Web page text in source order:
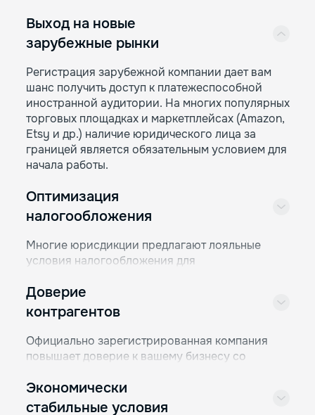
Выход на новые
зарубежные рынки
Регистрация зарубежной компании дает вам
шанс получить доступ к платежеспособной
иностранной аудитории. На многих популярных
торговых площадках и маркетплейсах (Amazon,
Etsy и др.) наличие юридического лица за
границей является обязательным условием для
начала работы.
Оптимизация
налогообложения
Многие юрисдикции предлагают лояльные
условия налогообложения для
поможет вам сохранить большое количество
средств, тем более, что делать это можно, не
нарушая закон ни одного государства. Для
многих этот фактор имеет решающее значение.
Доверие
контрагентов
Официально зарегистрированная компания
повышает доверие к вашему бизнесу со
иначе придется взаимодействовать.
Поставщики, партнеры и инвесторы скорее
Экономически
стабильные условия